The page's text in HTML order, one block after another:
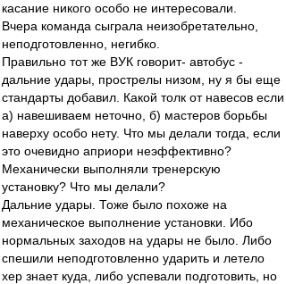
касание никого особо не интересовали.
Вчера команда сыграла неизобретательно,
неподготовленно, негибко.
Правильно тот же ВУК говорит- автобус -
дальние удары, прострелы низом, ну я бы еще
стандарты добавил. Какой толк от навесов если
а) навешиваем неточно, б) мастеров борьбы
наверху особо нету. Что мы делали тогда, если
это очевидно априори неэффективно?
Механически выполняли тренерскую
установку? Что мы делали?
Дальние удары. Тоже было похоже на
механическое выполнение установки. Ибо
нормальных заходов на удары не было. Либо
спешили неподготовленно ударить и летело
хер знает куда, либо успевали подготовить, но